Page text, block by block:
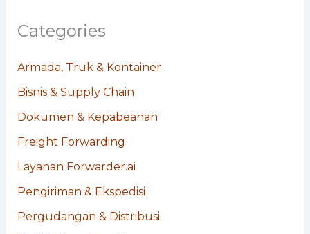
Categories
Armada, Truk & Kontainer
Bisnis & Supply Chain
Dokumen & Kepabeanan
Freight Forwarding
Layanan Forwarder.ai
Pengiriman & Ekspedisi
Pergudangan & Distribusi